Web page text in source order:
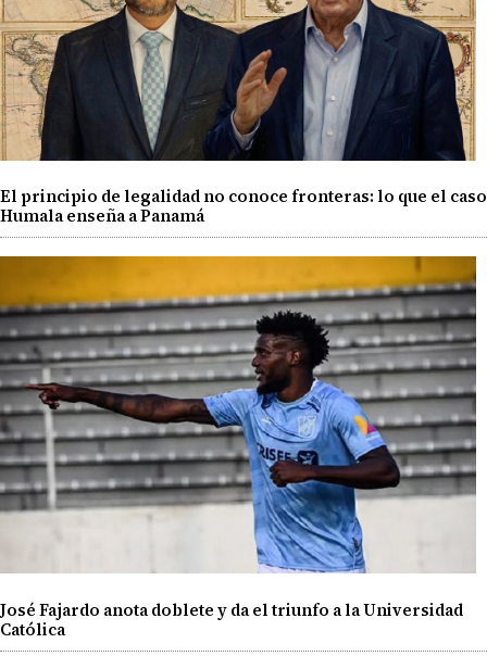
El principio de legalidad no conoce fronteras: lo que el caso
Humala enseña a Panamá
José Fajardo anota doblete y da el triunfo a la Universidad
Católica